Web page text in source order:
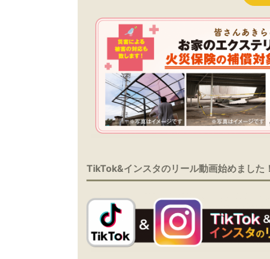
TikTok&インスタのリール動画始めました！